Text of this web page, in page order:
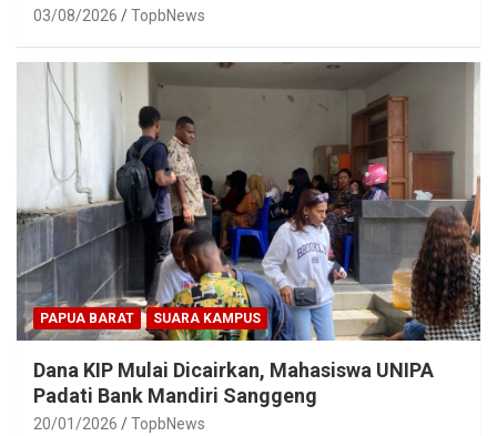
03/08/2026 TopbNews
PAPUA BARAT SUARA KAMPUS
Dana KIP Mulai Dicairkan, Mahasiswa UNIPA
Padati Bank Mandiri Sanggeng
20/01/2026 TopbNews